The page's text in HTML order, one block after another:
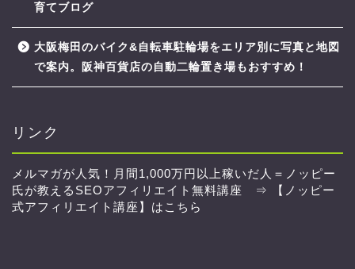
育てブログ
大阪梅田のバイク&自転車駐輪場をエリア別に写真と地図
で案内。阪神百貨店の自動二輪置き場もおすすめ！
リンク
メルマガが人気！月間1,000万円以上稼いだ人＝ノッピー
氏が教えるSEOアフィリエイト無料講座 ⇒
【ノッピー
式アフィリエイト講座】はこちら